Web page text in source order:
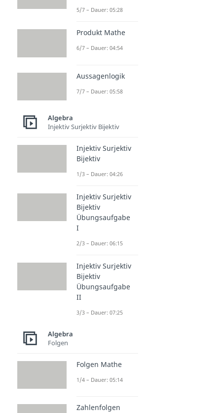
5/7 – Dauer: 05:28
Produkt Mathe
6/7 – Dauer: 04:54
Aussagenlogik
7/7 – Dauer: 05:58
Algebra
Injektiv Surjektiv Bijektiv
Injektiv Surjektiv
Bijektiv
1/3 – Dauer: 04:26
Injektiv Surjektiv
Bijektiv
Übungsaufgabe
I
2/3 – Dauer: 06:15
Injektiv Surjektiv
Bijektiv
Übungsaufgabe
II
3/3 – Dauer: 07:25
Algebra
Folgen
Folgen Mathe
1/4 – Dauer: 05:14
Zahlenfolgen